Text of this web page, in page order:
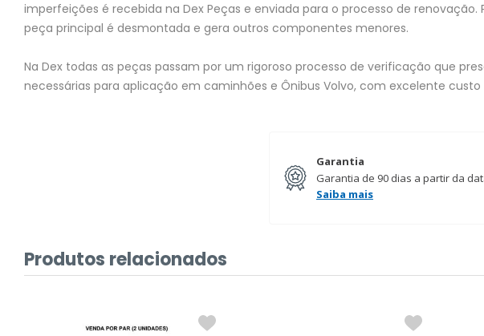
imperfeições é recebida na Dex Peças e enviada para o processo de
peça principal é desmontada e gera outros componentes menores.
Na Dex todas as peças passam por um rigoroso processo de verificação que
necessárias para aplicação em caminhões e Ônibus Volvo, com excelente
Garantia
Garantia de 90 dias a partir da
Saiba mais
Produtos relacionados